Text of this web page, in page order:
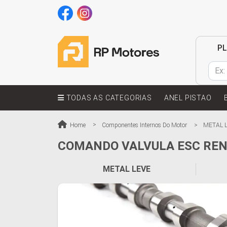
TODAS AS CATEGORIAS ANEL PISTAO
Home Componentes Internos Do Motor METAL
COMANDO VALVULA ESC
METAL LEVE